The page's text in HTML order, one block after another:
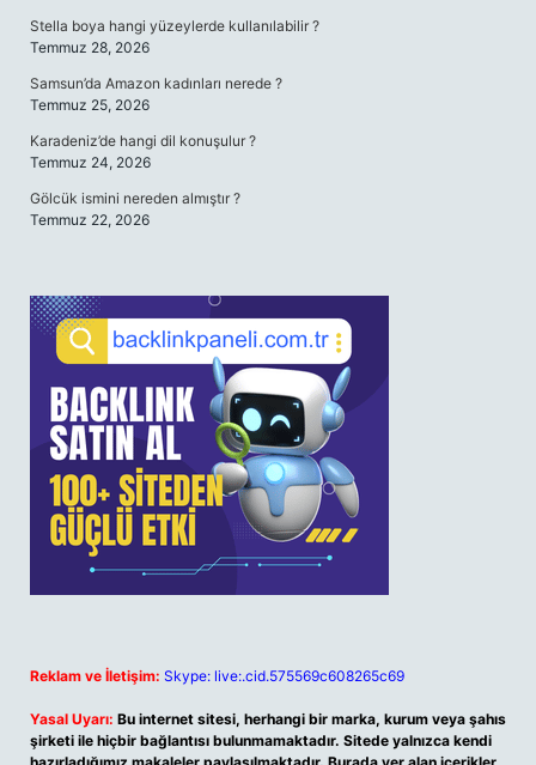
Stella boya hangi yüzeylerde kullanılabilir ?
Temmuz 28, 2026
Samsun’da Amazon kadınları nerede ?
Temmuz 25, 2026
Karadeniz’de hangi dil konuşulur ?
Temmuz 24, 2026
Gölcük ismini nereden almıştır ?
Temmuz 22, 2026
Reklam ve İletişim: Skype: live:.cid.575569c608265c69
Yasal Uyarı: Bu internet sitesi, herhangi bir marka, kurum veya şahıs
şirketi ile hiçbir bağlantısı bulunmamaktadır. Sitede yalnızca kendi